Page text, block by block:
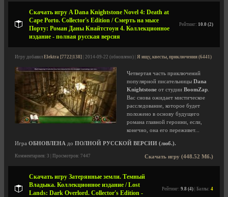
Скачать игру A Dana Knightstone Novel 4: Death at
Cape Porto. Collector's Edition / Смерть на мысе
Порту: Роман Даны Кнайтстоун 4. Коллекционное
издание - полная русская версия
Рейтинг: 10.0 (2)
Игру добавил Elektra [7722|138] | 2014-09-22 (обновлено) | Я ищу, квесты, приключения (6441)
Четвертая часть приключений
популярной писательницы Dana
Knightstone от студии BoomZap
Вас снова ожидает мистическое
расследование, которое будет
положено в основу будущего
романа главной героини, если,
конечно, она его переживет...
Игра ОБНОВЛЕНА до ПОЛНОЙ РУССКОЙ ВЕРСИИ (люб.).
Скачать игру (448.52 Мб.)
Комментариев: 3 | Просмотров: 7447
Скачать игру Затерянные земли. Темный
Владыка. Коллекционное издание / Lost
Lands: Dark Overlord. Collector's Edition -
Рейтинг: 9.8 (4) | Баллы: 4